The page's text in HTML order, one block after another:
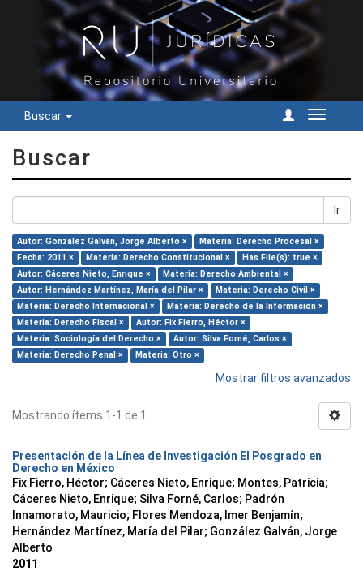
Buscar
Cambiar
Buscar
Ir
Autor: González Galván, Jorge Alberto ×
Materia: Derecho Procesal ×
Fecha: 2011 ×
Materia: Derecho Constitucional ×
Has File(s): true ×
Autor: Cáceres Nieto, Enrique ×
Materia: Derecho Ambiental ×
Autor: Hernández Martínez, María del Pilar ×
Materia: Derecho Civil ×
Materia: Derecho Internacional ×
Materia: Derecho de la Información ×
Materia: Derecho Fiscal ×
Autor: Fix Fierro, Héctor ×
Materia: Sociología del Derecho ×
Autor: Silva Forné, Carlos ×
Materia: Derecho Penal ×
Materia: Otro ×
Mostrar filtros avanzados
Mostrando ítems 1-1 de 1
Presentación de la Línea de Investigación El Posgrado en
Derecho en México
Fix Fierro, Héctor; Cáceres Nieto, Enrique; Montes, Patricia;
Cáceres Nieto, Enrique; Silva Forné, Carlos; Padrón
Innamorato, Mauricio; Flores Mendoza, Imer Benjamín;
Hernández Martínez, María del Pilar; González Galván, Jorge
Alberto
2011